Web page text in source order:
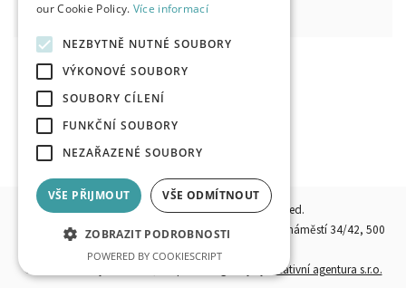
© 2026, HKPOINT.CZ - All rights reserved.
Operator:Destinační společnost Hradecko, z. s.,
Velké náměstí 34/42, 500
03 Hradec Králové
Code:
FiftyFifty kreativní agentura s.r.o.
our Cookie Policy. Více informací
NEZBYTNĚ NUTNÉ SOUBORY
VÝKONOVÉ SOUBORY
SOUBORY CÍLENÍ
FUNKČNÍ SOUBORY
NEZAŘAZENÉ SOUBORY
VŠE PŘIJMOUT VŠE ODMÍTNOUT
ZOBRAZIT PODROBNOSTI
POWERED BY COOKIESCRIPT